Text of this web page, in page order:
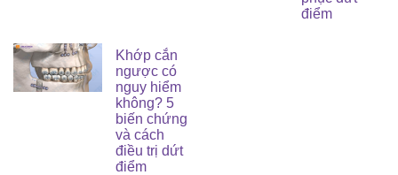
điểm
Khớp cắn
ngược có
nguy hiểm
không? 5
biến chứng
và cách
điều trị dứt
điểm